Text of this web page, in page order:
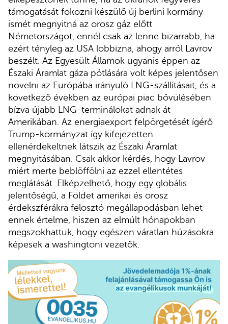
támogatását fokozni készülő új berlini kormány
ismét megnyitná az orosz gáz előtt
Németországot, ennél csak az lenne bizarrabb, ha
ezért tényleg az USA lobbizna, ahogy arról Lavrov
beszélt. Az Egyesült Államok ugyanis éppen az
Északi Áramlat gáza pótlására volt képes jelentősen
növelni az Európába irányuló LNG-szállításait, és a
következő években az európai piac bővülésében
bízva újabb LNG-terminálokat adnak át
Amerikában. Az energiaexport felpörgetését ígérő
Trump-kormányzat így kifejezetten
ellenérdekeltnek látszik az Északi Áramlat
megnyitásában. Csak akkor kérdés, hogy Lavrov
miért merte beblöffölni az ezzel ellentétes
meglátását. Elképzelhető, hogy egy globális
jelentőségű, a Földet amerikai és orosz
érdekszférákra felosztó megállapodásban lehet
ennek értelme, hiszen az elmúlt hónapokban
megszokhattuk, hogy egészen váratlan húzásokra
képesek a washingtoni vezetők.